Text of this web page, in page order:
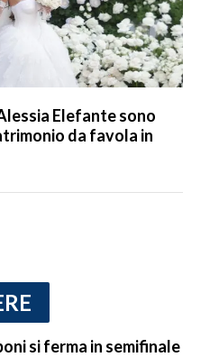
Elefante sono
da favola in
si ferma in semifinale